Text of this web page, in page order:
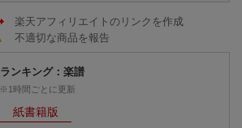
楽天アフィリエイトのリンクを作成
不適切な商品を報告
ランキング：楽譜
※1時間ごとに更新
紙書籍版